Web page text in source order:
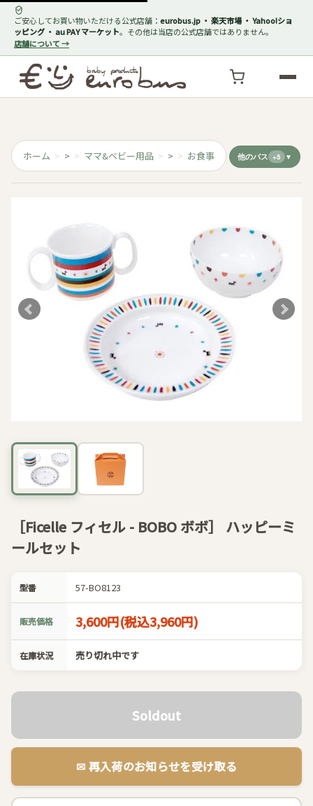
ご安心してお買い物いただける公式店舗： eurobus.jp ・ 楽天市場 ・ Yahoo!ショ
ッピング ・ au PAY マーケット。その他は当店の公式店舗ではありません。
店舗について →
ホーム > ママ&ベビー用品 > お食事 他のパス +5
［Ficelle フィセル - BOBO ボボ］ ハッピーミ
ールセット
型番 57-BO8123
販売価格 3,600円(税込3,960円)
在庫状況 売り切れ中です
Soldout
✉︎ 再入荷のお知らせを受け取る